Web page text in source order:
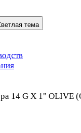
тема
14 G X 1" OLIVE